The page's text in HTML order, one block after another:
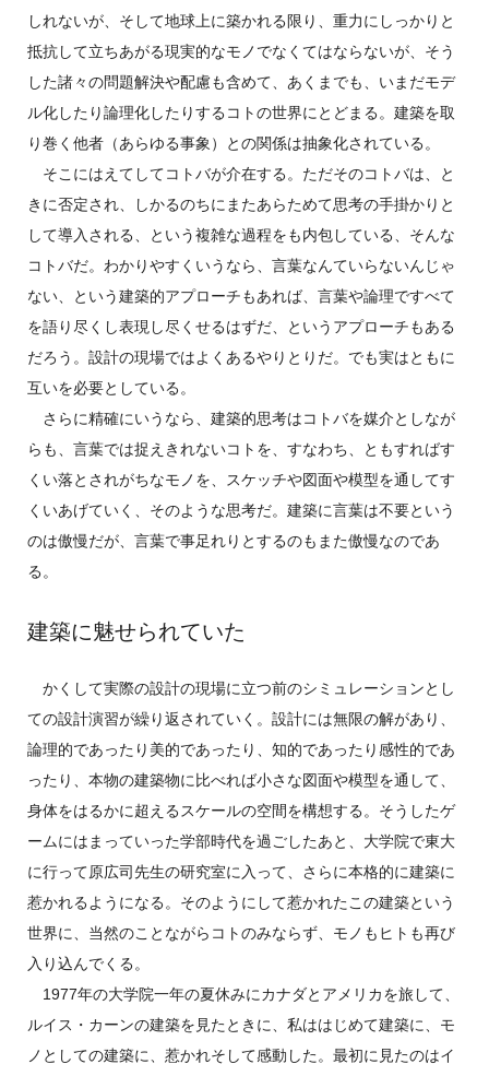
しれないが、そして地球上に築かれる限り、重力にしっかりと
抵抗して立ちあがる現実的なモノでなくてはならないが、そう
した諸々の問題解決や配慮も含めて、あくまでも、いまだモデ
ル化したり論理化したりするコトの世界にとどまる。建築を取
り巻く他者（あらゆる事象）との関係は抽象化されている。
そこにはえてしてコトバが介在する。ただそのコトバは、と
きに否定され、しかるのちにまたあらためて思考の手掛かりと
して導入される、という複雑な過程をも内包している、そんな
コトバだ。わかりやすくいうなら、言葉なんていらないんじゃ
ない、という建築的アプローチもあれば、言葉や論理ですべて
を語り尽くし表現し尽くせるはずだ、というアプローチもある
だろう。設計の現場ではよくあるやりとりだ。でも実はともに
互いを必要としている。
さらに精確にいうなら、建築的思考はコトバを媒介としなが
らも、言葉では捉えきれないコトを、すなわち、ともすればす
くい落とされがちなモノを、スケッチや図面や模型を通してす
くいあげていく、そのような思考だ。建築に言葉は不要という
のは傲慢だが、言葉で事足れりとするのもまた傲慢なのであ
る。
建築に魅せられていた
かくして実際の設計の現場に立つ前のシミュレーションとし
ての設計演習が繰り返されていく。設計には無限の解があり、
論理的であったり美的であったり、知的であったり感性的であ
ったり、本物の建築物に比べれば小さな図面や模型を通して、
身体をはるかに超えるスケールの空間を構想する。そうしたゲ
ームにはまっていった学部時代を過ごしたあと、大学院で東大
に行って原広司先生の研究室に入って、さらに本格的に建築に
惹かれるようになる。そのようにして惹かれたこの建築という
世界に、当然のことながらコトのみならず、モノもヒトも再び
入り込んでくる。
1977年の大学院一年の夏休みにカナダとアメリカを旅して、
ルイス・カーンの建築を見たときに、私ははじめて建築に、モ
ノとしての建築に、惹かれそして感動した。最初に見たのはイ